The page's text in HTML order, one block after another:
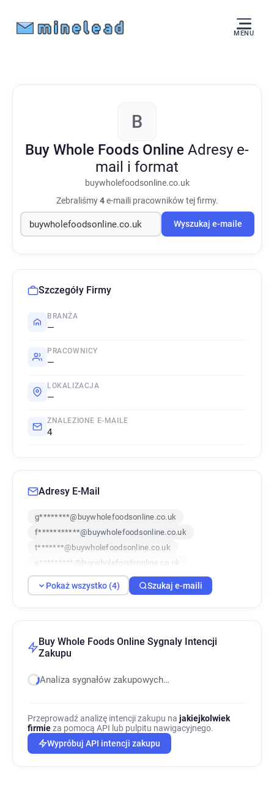
MENU
B
Buy Whole Foods Online Adresy e-
mail i format
buywholefoodsonline.co.uk
Zebraliśmy4e-maili pracowników tej firmy.
Wyszukaj e-maile
Szczegóły Firmy
BRANŻA
—
PRACOWNICY
—
LOKALIZACJA
—
ZNALEZIONE E-MAILE
4
Adresy E-Mail
g********@buywholefoodsonline.co.uk
f***********@buywholefoodsonline.co.uk
t*******@buywholefoodsonline.co.uk
e*********@buywholefoodsonline.co.uk
Pokaż wszystko (4) Szukaj e-maili
Buy Whole Foods Online Sygnaly Intencji
Zakupu
Analiza sygnałów zakupowych…
Przeprowadź analizę intencji zakupu na jakiejkolwiek
firmieza pomocą API lub pulpitu nawigacyjnego.
Wypróbuj API intencji zakupu